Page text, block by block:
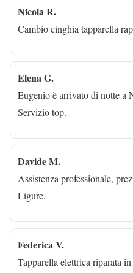
Nicola R.
Cambio cinghia tapparella
Elena G.
Eugenio è arrivato di notte a
Servizio top.
Davide M.
Assistenza professionale,
Ligure.
Federica V.
Tapparella elettrica riparata